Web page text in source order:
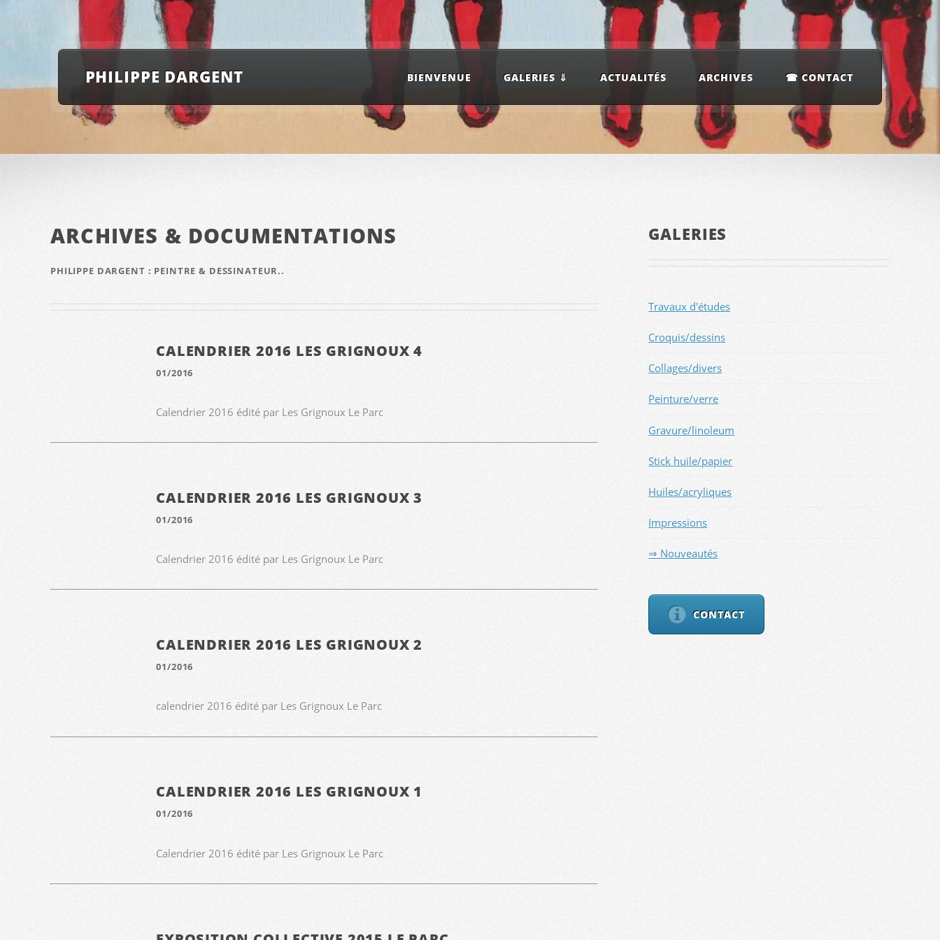
PHILIPPE DARGENT BIENVENUE GALERIES ⇓ ACTUALITÉS ARCHIVES ☎ CONTACT
ARCHIVES & DOCUMENTATIONS
PHILIPPE DARGENT : PEINTRE & DESSINATEUR..
CALENDRIER 2016 LES GRIGNOUX 4
01/2016
Calendrier 2016 édité par Les Grignoux Le Parc
CALENDRIER 2016 LES GRIGNOUX 3
01/2016
Calendrier 2016 édité par Les Grignoux Le Parc
CALENDRIER 2016 LES GRIGNOUX 2
01/2016
calendrier 2016 édité par Les Grignoux Le Parc
CALENDRIER 2016 LES GRIGNOUX 1
01/2016
Calendrier 2016 édité par Les Grignoux Le Parc
GALERIES
Travaux d'études
Croquis/dessins
Collages/divers
Peinture/verre
Gravure/linoleum
Stick huile/papier
Huiles/acryliques
Impressions
⇒ Nouveautés
CONTACT